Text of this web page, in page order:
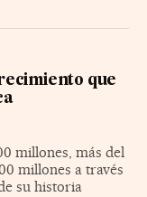
que
millones, más del
millones a través
su historia